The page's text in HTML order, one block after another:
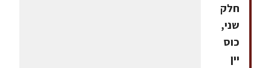
חלק
שני,
כוס
יין